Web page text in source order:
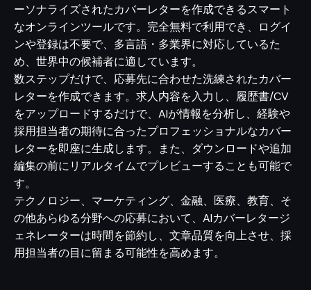
ーソナライズされたカバーレターを作成できるスマート
なオンラインツールです。完全無料で利用でき、ログイ
ンや登録は不要で、多言語・多業界に対応しているた
め、世界中の候補者に適しています。
数ステップだけで、応募先に合わせた洗練されたカバー
レターを作成できます。求人内容を入力し、履歴書/CV
をアップロードするだけで、AIが情報を分析し、経験や
採用担当者の期待に合ったプロフェッショナルなカバー
レターを即座に生成します。また、ダウンロードや追加
編集の前にリアルタイムでプレビューすることも可能で
す。
テクノロジー、マーケティング、金融、医療、教育、そ
の他あらゆる分野への応募において、AIカバーレタージ
ェネレーターは時間を節約し、文章品質を向上させ、採
用担当者の目に留まる可能性を高めます。